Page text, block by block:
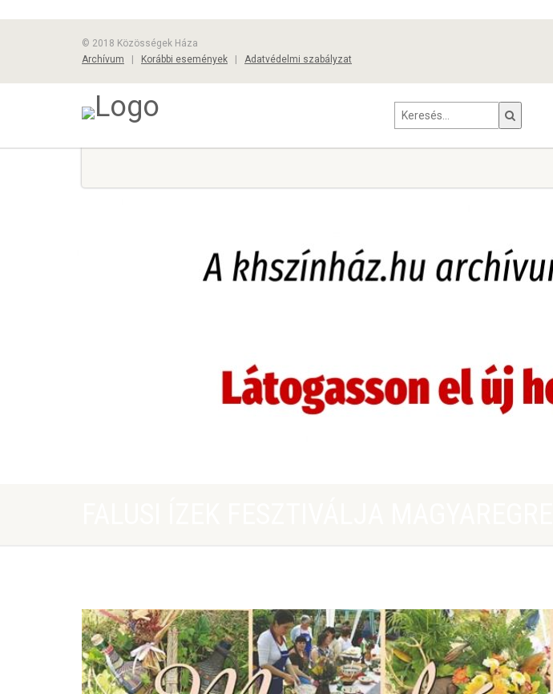
© 2018 Közösségek Háza
Archívum
Korábbi események Adatvédelmi szabályzat